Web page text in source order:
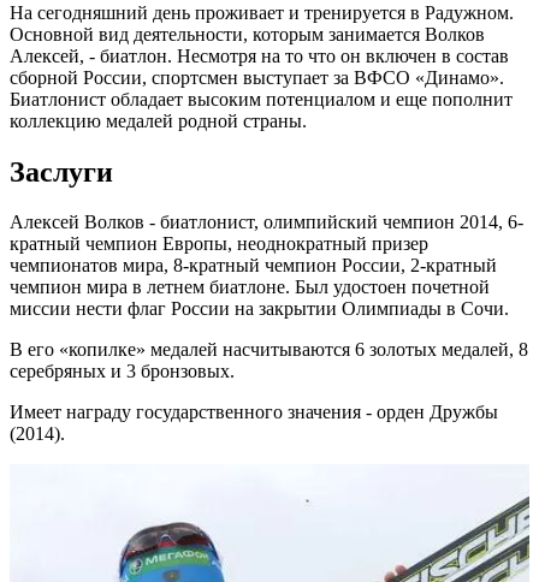
На сегодняшний день проживает и тренируется в Радужном.
Основной вид деятельности, которым занимается Волков
Алексей, - биатлон. Несмотря на то что он включен в состав
сборной России, спортсмен выступает за ВФСО «Динамо».
Биатлонист обладает высоким потенциалом и еще пополнит
коллекцию медалей родной страны.
Заслуги
Алексей Волков - биатлонист, олимпийский чемпион 2014, 6-
кратный чемпион Европы, неоднократный призер
чемпионатов мира, 8-кратный чемпион России, 2-кратный
чемпион мира в летнем биатлоне. Был удостоен почетной
миссии нести флаг России на закрытии Олимпиады в Сочи.
В его «копилке» медалей насчитываются 6 золотых медалей, 8
серебряных и 3 бронзовых.
Имеет награду государственного значения - орден Дружбы
(2014).